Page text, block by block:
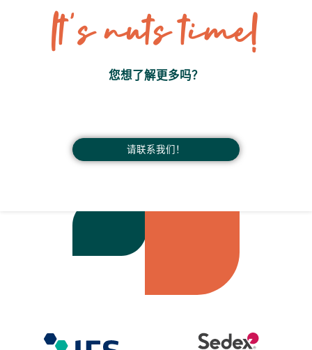
It’s nuts time!
您想了解更多吗？
请联系我们！